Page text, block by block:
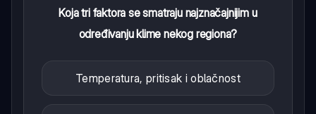
Koja tri faktora se smatraju najznačajnijim u
određivanju klime nekog regiona?
Temperatura, pritisak i oblačnost